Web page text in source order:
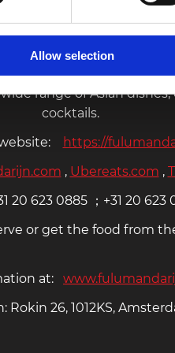
Allow selection
in Amsterdam
Each dish indulges the
can taste Chinese
range of Asian
cocktails.
https://
, Ubereats.com ,
20 623 0885 ；+31 20 623
or get the food from
at:
Rokin 26, 1012KS,